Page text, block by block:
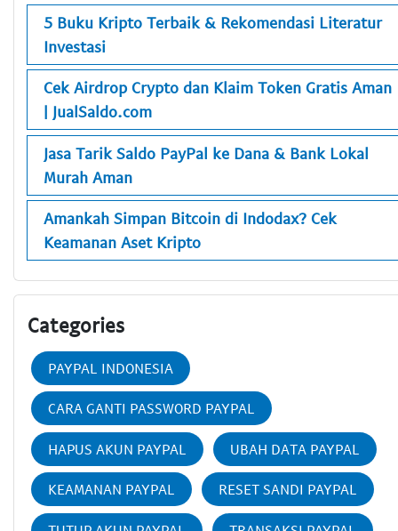
5 Buku Kripto Terbaik & Rekomendasi Literatur
Investasi
Cek Airdrop Crypto dan Klaim Token Gratis Aman
| JualSaldo.com
Jasa Tarik Saldo PayPal ke Dana & Bank Lokal
Murah Aman
Amankah Simpan Bitcoin di Indodax? Cek
Keamanan Aset Kripto
Categories
PAYPAL INDONESIA
CARA GANTI PASSWORD PAYPAL
HAPUS AKUN PAYPAL UBAH DATA PAYPAL
KEAMANAN PAYPAL RESET SANDI PAYPAL